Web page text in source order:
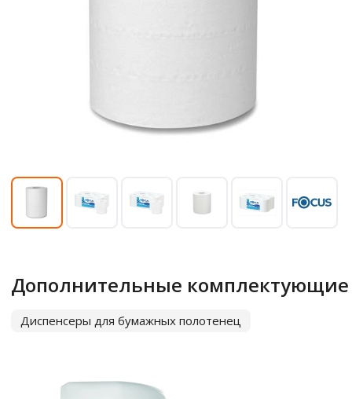
Дополнительные комплектующие
Диспенсеры для бумажных полотенец